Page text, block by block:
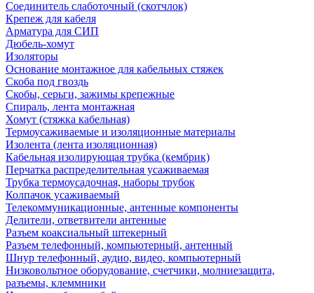
Соединитель слаботочный (скотчлок)
Крепеж для кабеля
Арматура для СИП
Дюбель-хомут
Изоляторы
Основание монтажное для кабельных стяжек
Скоба под гвоздь
Скобы, серьги, зажимы крепежные
Спираль, лента монтажная
Хомут (стяжка кабельная)
Термоусаживаемые и изоляционные материалы
Изолента (лента изоляционная)
Кабельная изолирующая трубка (кембрик)
Перчатка распределительная усаживаемая
Трубка термоусадочная, наборы трубок
Колпачок усаживаемый
Телекоммуникационные, антенные компоненты
Делители, ответвители антенные
Разъем коаксиальный штекерный
Разъем телефонный, компьютерный, антенный
Шнур телефонный, аудио, видео, компьютерный
Низковольтное оборудование, счетчики, молниезащита,
разъемы, клеммники